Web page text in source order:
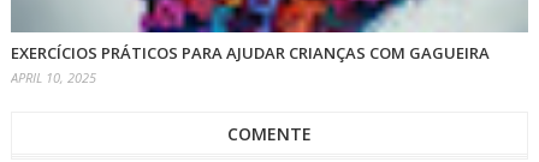
EXERCÍCIOS PRÁTICOS PARA AJUDAR CRIANÇAS COM GAGUEIRA
APRIL 10, 2025
COMENTE